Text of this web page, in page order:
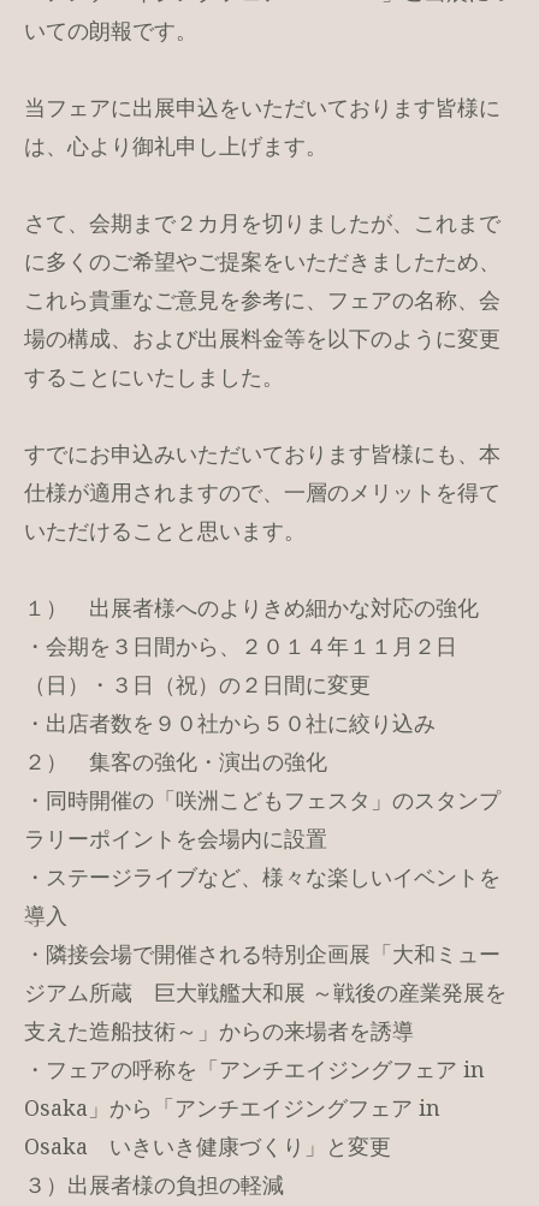
いての朗報です。
当フェアに出展申込をいただいております皆様に
は、心より御礼申し上げます。
さて、会期まで２カ月を切りましたが、これまで
に多くのご希望やご提案をいただきましたため、
これら貴重なご意見を参考に、フェアの名称、会
場の構成、および出展料金等を以下のように変更
することにいたしました。
すでにお申込みいただいております皆様にも、本
仕様が適用されますので、一層のメリットを得て
いただけることと思います。
１） 出展者様へのよりきめ細かな対応の強化
・会期を３日間から、２０１４年１１月２日
（日）・３日（祝）の２日間に変更
・出店者数を９０社から５０社に絞り込み
２） 集客の強化・演出の強化
・同時開催の「咲洲こどもフェスタ」のスタンプ
ラリーポイントを会場内に設置
・ステージライブなど、様々な楽しいイベントを
導入
・隣接会場で開催される特別企画展「大和ミュー
ジアム所蔵 巨大戦艦大和展 ～戦後の産業発展を
支えた造船技術～」からの来場者を誘導
・フェアの呼称を「アンチエイジングフェア in
Osaka」から「アンチエイジングフェア in
Osaka いきいき健康づくり」と変更
３）出展者様の負担の軽減